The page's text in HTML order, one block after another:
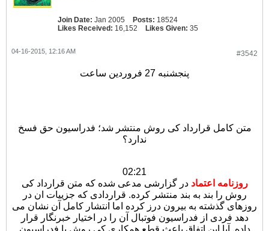
Join Date: Jan 2005 Posts: 18524
Likes Received: 16,152 Likes Given: 35
#3542
04-16-2015, 12:16 AM
پنجشنبه 27 فروردین ساعت
متن کامل قرارداد کی روش منتشر شد؛ فدراسیون حق فسخ
ندارد؟
02:21
روزنامه اعتماددر گزارشی مدعی شده که متن قرارداد کی
روش را بند به بند منتشر کرده. قراردادی که جزییات ان در
روزهای گذشته به بیرون درز کرده اما انتشار کامل آن نشان می
دهد فردی از فدراسیون فوتبال آن را در اختیار خبرنگار قرار
داده. آیا این اتفاق باعث قطع همکاری کی روش با فدراسیون